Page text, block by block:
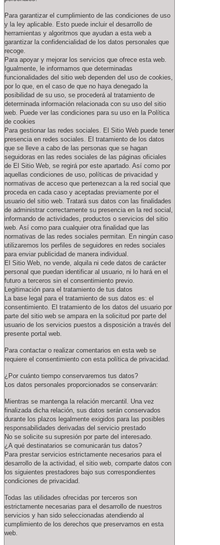
Para garantizar el cumplimiento de las condiciones de uso
y la ley aplicable. Esto puede incluir el desarrollo de
herramientas y algoritmos que ayudan a esta web a
garantizar la confidencialidad de los datos personales que
recoge.
Para apoyar y mejorar los servicios que ofrece esta web.
Igualmente, le informamos que determinadas
funcionalidades del sitio web dependen del uso de cookies,
por lo que, en el caso de que no haya denegado la
posibilidad de su uso, se procederá al tratamiento de
determinada información relacionada con su uso del sitio
web. Puede ver las condiciones para su uso en la Política
de cookies
Para gestionar las redes sociales. El Sitio Web puede tener
presencia en redes sociales. El tratamiento de los datos
que se lleve a cabo de las personas que se hagan
seguidoras en las redes sociales de las páginas oficiales
de El Sitio Web, se regirá por este apartado. Así como por
aquellas condiciones de uso, políticas de privacidad y
normativas de acceso que pertenezcan a la red social que
proceda en cada caso y aceptadas previamente por el
usuario del sitio web. Tratará sus datos con las finalidades
de administrar correctamente su presencia en la red social,
informando de actividades, productos o servicios del sitio
web. Así como para cualquier otra finalidad que las
normativas de las redes sociales permitan. En ningún caso
utilizaremos los perfiles de seguidores en redes sociales
para enviar publicidad de manera individual.
El Sitio Web, no vende, alquila ni cede datos de carácter
personal que puedan identificar al usuario, ni lo hará en el
futuro a terceros sin el consentimiento previo.
Legitimación para el tratamiento de tus datos
La base legal para el tratamiento de sus datos es: el
consentimiento. El tratamiento de los datos del usuario por
parte del sitio web se ampara en la solicitud por parte del
usuario de los servicios puestos a disposición a través del
presente portal web.
Para contactar o realizar comentarios en esta web se
requiere el consentimiento con esta política de privacidad.
¿Por cuánto tiempo conservaremos tus datos?
Los datos personales proporcionados se conservarán:
Mientras se mantenga la relación mercantil. Una vez
finalizada dicha relación, sus datos serán conservados
durante los plazos legalmente exigidos para las posibles
responsabilidades derivadas del servicio prestado
No se solicite su supresión por parte del interesado.
¿A qué destinatarios se comunicarán tus datos?
Para prestar servicios estrictamente necesarios para el
desarrollo de la actividad, el sitio web, comparte datos con
los siguientes prestadores bajo sus correspondientes
condiciones de privacidad.
Todas las utilidades ofrecidas por terceros son
estrictamente necesarias para el desarrollo de nuestros
servicios y han sido seleccionadas atendiendo al
cumplimiento de los derechos que preservamos en esta
web.